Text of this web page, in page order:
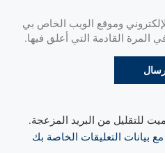
وموقع الويب الخاص بي
المرة القادمة التي أعلق فيها.
للتقليل من البريد المزعجة.
بيانات التعليقات الخاصة بك